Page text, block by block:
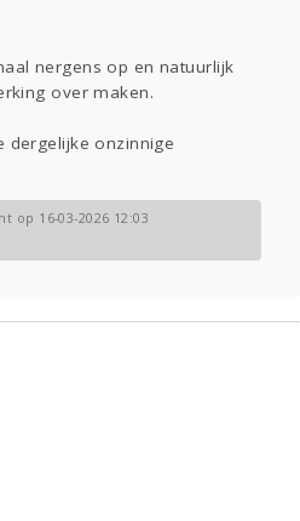
nergens op en natuurlijk
over maken.
dergelijke onzinnige
16-03-2026 12:03